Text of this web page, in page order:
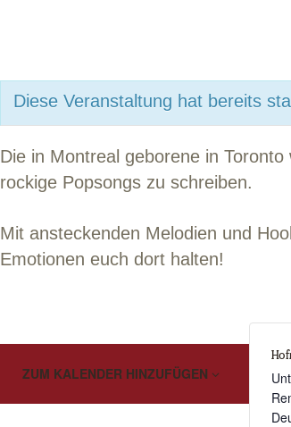
Diese Veranstaltung hat bereits
Die in Montreal geborene in
rockige Popsongs zu schreiben.
Mit ansteckenden Melodien und
Emotionen euch dort halten!
ZUM KALENDER HINZUFÜGEN